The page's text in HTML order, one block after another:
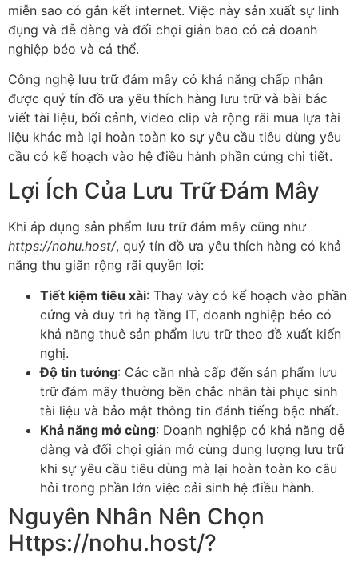
miễn sao có gắn kết internet. Việc này sản xuất sự linh
đụng và dễ dàng và đối chọi giản bao có cả doanh
nghiệp béo và cá thể.
Công nghệ lưu trữ đám mây có khả năng chấp nhận
được quý tín đồ ưa yêu thích hàng lưu trữ và bài bác
viết tài liệu, bối cảnh, video clip và rộng rãi mua lựa tài
liệu khác mà lại hoàn toàn ko sự yêu cầu tiêu dùng yêu
cầu có kế hoạch vào hệ điều hành phần cứng chi tiết.
Lợi Ích Của Lưu Trữ Đám Mây
Khi áp dụng sản phẩm lưu trữ đám mây cũng như
https://nohu.host/, quý tín đồ ưa yêu thích hàng có khả
năng thu giãn rộng rãi quyền lợi:
Tiết kiệm tiêu xài: Thay vày có kế hoạch vào phần
cứng và duy trì hạ tầng IT, doanh nghiệp béo có
khả năng thuê sản phẩm lưu trữ theo đề xuất kiến
nghị.
Độ tin tưởng: Các căn nhà cấp đến sản phẩm lưu
trữ đám mây thường bền chắc nhân tài phục sinh
tài liệu và bảo mật thông tin đánh tiếng bậc nhất.
Khả năng mở cùng: Doanh nghiệp có khả năng dễ
dàng và đối chọi giản mở cùng dung lượng lưu trữ
khi sự yêu cầu tiêu dùng mà lại hoàn toàn ko câu
hỏi trong phần lớn việc cải sinh hệ điều hành.
Nguyên Nhân Nên Chọn
Https://nohu.host/?